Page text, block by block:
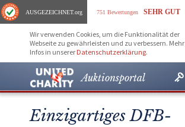
AUSGEZEICHNET.org 751 Bewertungen SEHR GUT
Wir verwenden Cookies, um die Funktionalität der
Webseite zu gewährleisten und zu verbessern. Mehr
Infos in unserer Datenschutzerklärung.
Auktionsportal
Einzigartiges DFB-